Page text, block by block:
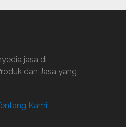
jasa di
dan Jasa yang
Kami